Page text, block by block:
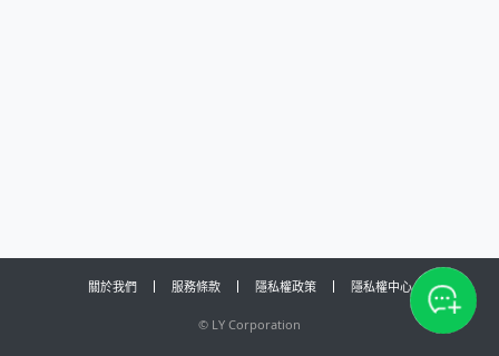
關於我們 服務條款 隱私權政策 隱私權中心
© LY Corporation